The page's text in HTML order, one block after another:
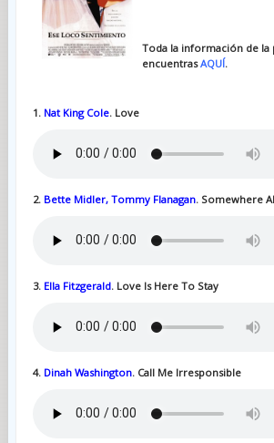
Toda la información de la
encuentrasAQUÍ.
1. Nat King Cole. Love
2. Bette Midler, Tommy Flanagan. Somewhere
3. Ella Fitzgerald. Love Is Here To Stay
4. Dinah Washington. Call Me Irresponsible